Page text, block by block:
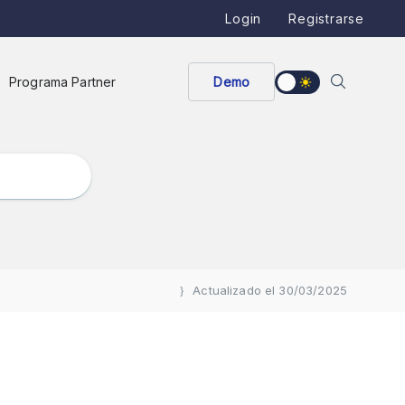
Login Registrarse
Programa Partner Demo
Actualizado el 30/03/2025